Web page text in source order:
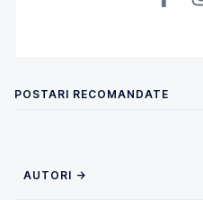
POSTARI RECOMANDATE
AUTORI →